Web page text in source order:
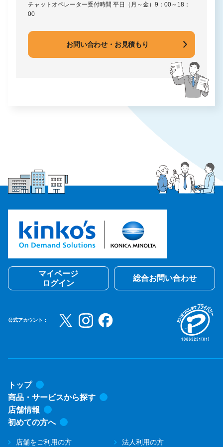
チャットオペレーター受付時間 平日（月～金）9：00～18：
00
お問い合わせ・お見積もり
マイページ
ログイン
総合お問い合わせ
公式アカウント：
トップ
商品・サービスから探す
店舗情報
初めての方へ
店舗をご利用の方
法人利用の方